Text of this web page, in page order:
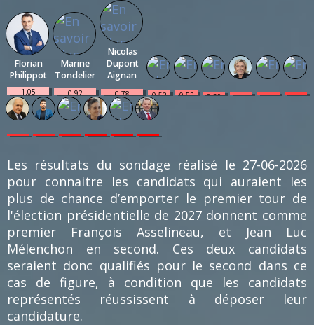
(21)
Florian
Philippot
1.05
%
(8)
Marine
Tondelier
0.92
%
(7)
Nicolas
Dupont
Aignan
0.78
%
(6)
0.52
%
(4)
0.52
0.39
0.26
0.26
0.26
0.13
0.13
(1)
0.13
(1)
0.13
0.13
0.13
(1)
Les résultats du sondage réalisé le 27-06-2026
pour connaitre les candidats qui auraient les
plus de chance d’emporter le premier tour de
l'élection présidentielle de 2027 donnent comme
premier François Asselineau, et Jean Luc
Mélenchon en second. Ces deux candidats
seraient donc qualifiés pour le second dans ce
cas de figure, à condition que les candidats
représentés réussissent à déposer leur
candidature.